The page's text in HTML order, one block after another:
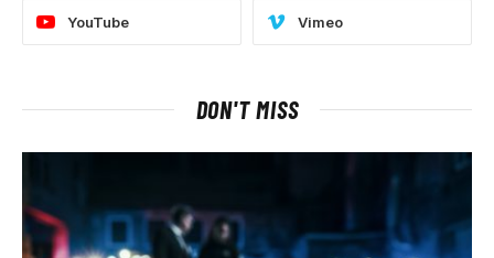
YouTube Vimeo
DON'T MISS